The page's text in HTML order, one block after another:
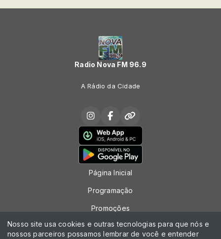
Radio Nova FM 96.9
A Rádio da Cidade
Página Inicial
Programação
Promoções
Locutores
Nosso site usa cookies e outras tecnologias para que nós e
nossos parceiros possamos lembrar de você e entender